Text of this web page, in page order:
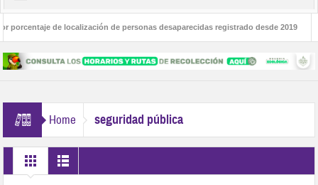
de localización de personas desaparecidas registrado desde 2019
Capacitan a personal sobre diversidad sexual, derechos humanos y
Home seguridad pública